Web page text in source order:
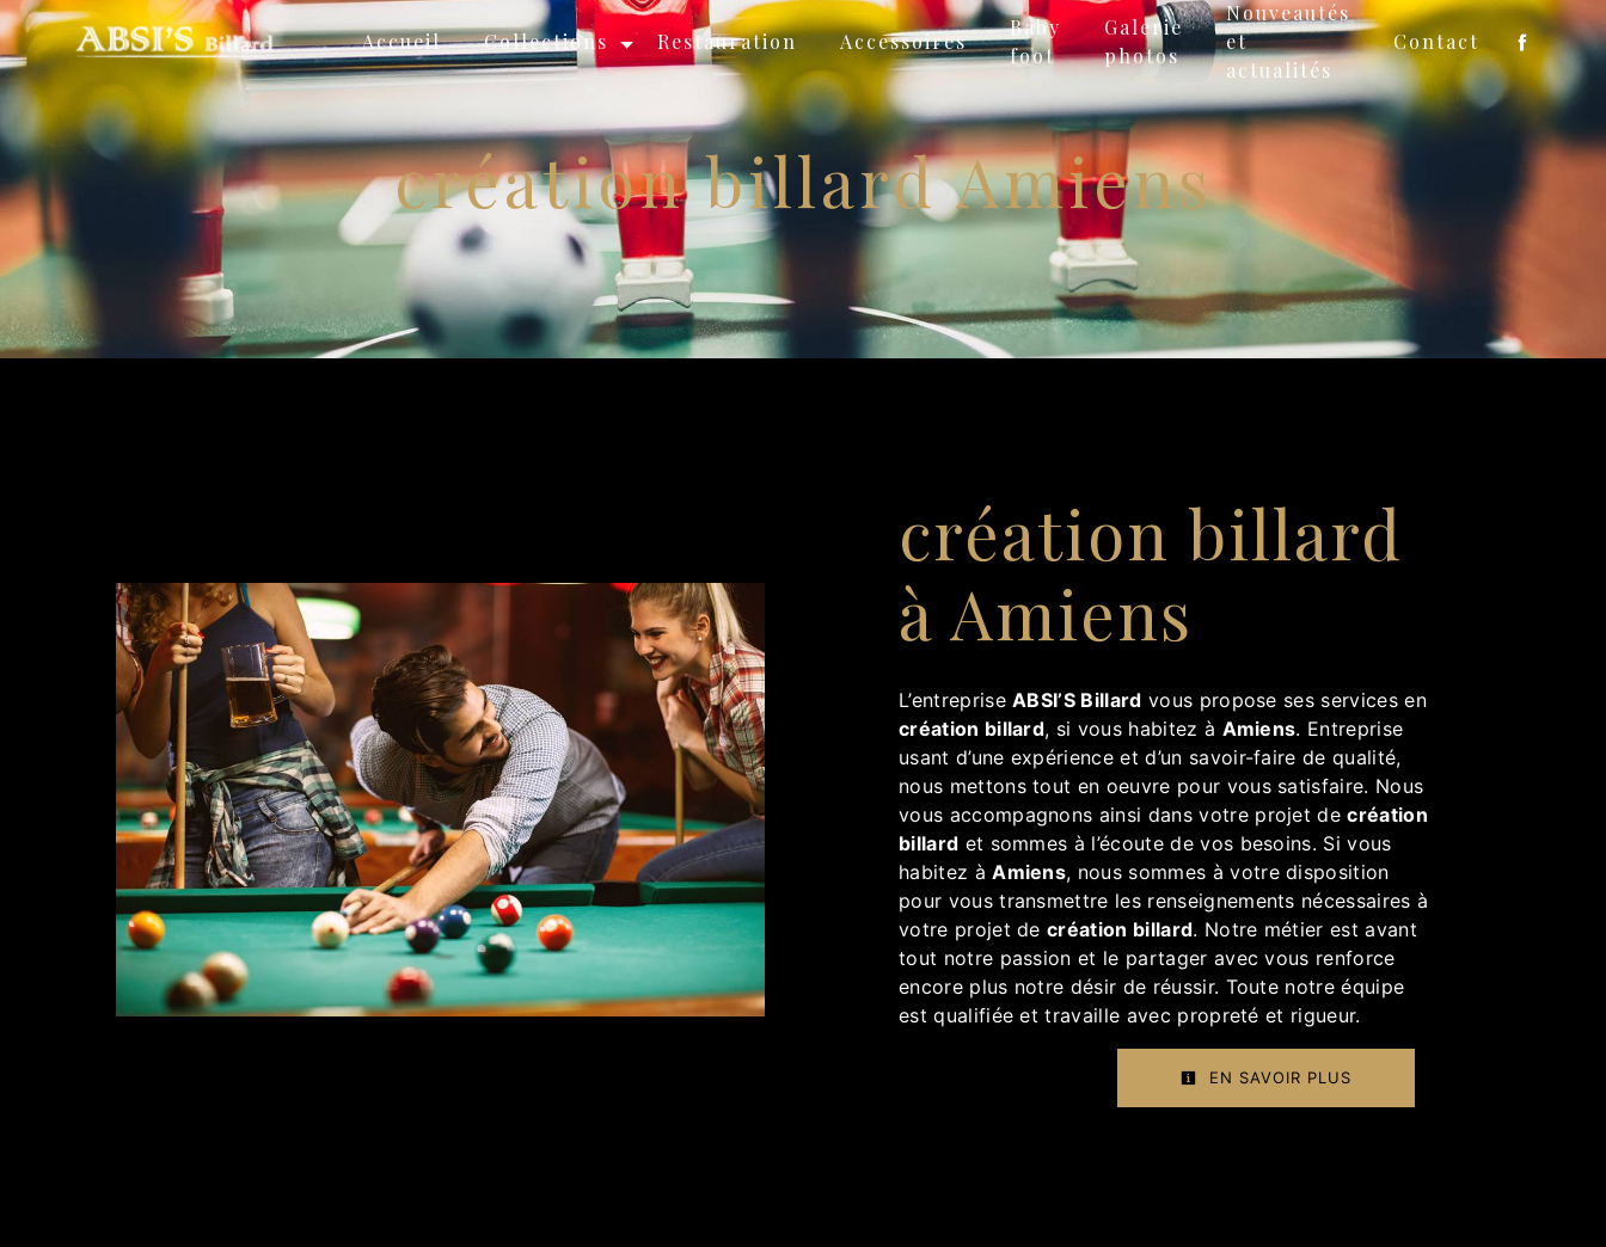
Panneau de gestion des cookies
Accueil Collections Restauration Accessoires
Baby
foot
Galerie
photos
Nouveautés
et
actualités
Contact
création billard Amiens
création billard
à Amiens
L’entrepriseABSI’S Billard vous propose ses services en
création billard, si vous habitez à Amiens. Entreprise
usant d’une expérience et d’un savoir-faire de qualité,
nous mettons tout en oeuvre pour vous satisfaire. Nous
vous accompagnons ainsi dans votre projet decréation
billard et sommes à l’écoute de vos besoins. Si vous
habitez àAmiens, nous sommes à votre disposition
pour vous transmettre les renseignements nécessaires à
votre projet decréation billard. Notre métier est avant
tout notre passion et le partager avec vous renforce
encore plus notre désir de réussir. Toute notre équipe
est qualifiée et travaille avec propreté et rigueur.
EN SAVOIR PLUS